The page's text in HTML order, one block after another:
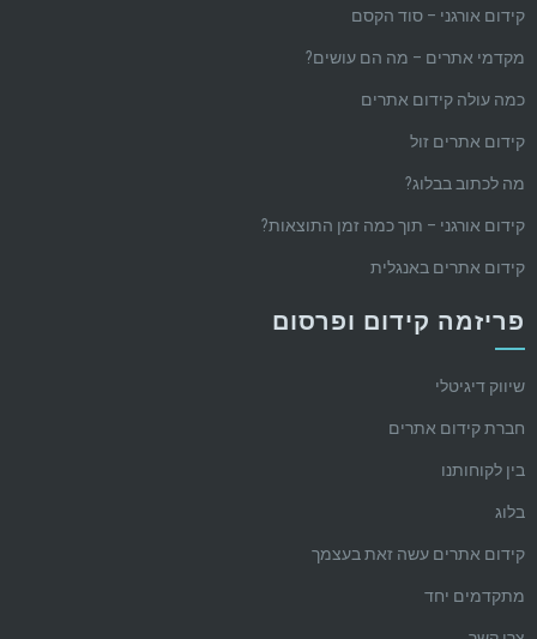
קידום אורגני – סוד הקסם
מקדמי אתרים – מה הם עושים?
כמה עולה קידום אתרים
קידום אתרים זול
מה לכתוב בבלוג?
קידום אורגני – תוך כמה זמן התוצאות?
קידום אתרים באנגלית
פריזמה קידום ופרסום
שיווק דיגיטלי
חברת קידום אתרים
בין לקוחותנו
בלוג
קידום אתרים עשה זאת בעצמך
מתקדמים יחד